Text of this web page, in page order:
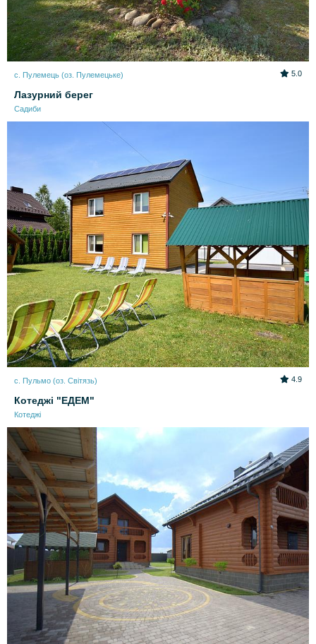
с. Пулемець (оз. Пулемецьке) 5.0
Лазурний берег
Садиби
с. Пульмо (оз. Світязь) 4.9
Котеджі "ЕДЕМ"
Котеджі